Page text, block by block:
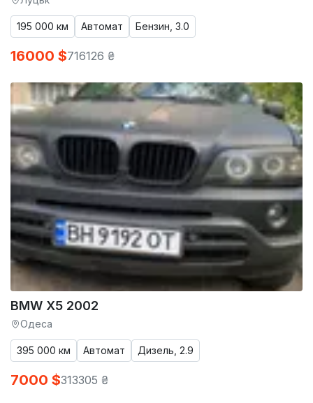
195 000 км Автомат Бензин, 3.0
16000 $716126 ₴
BMW X5 2002
Одеса
395 000 км Автомат Дизель, 2.9
7000 $313305 ₴